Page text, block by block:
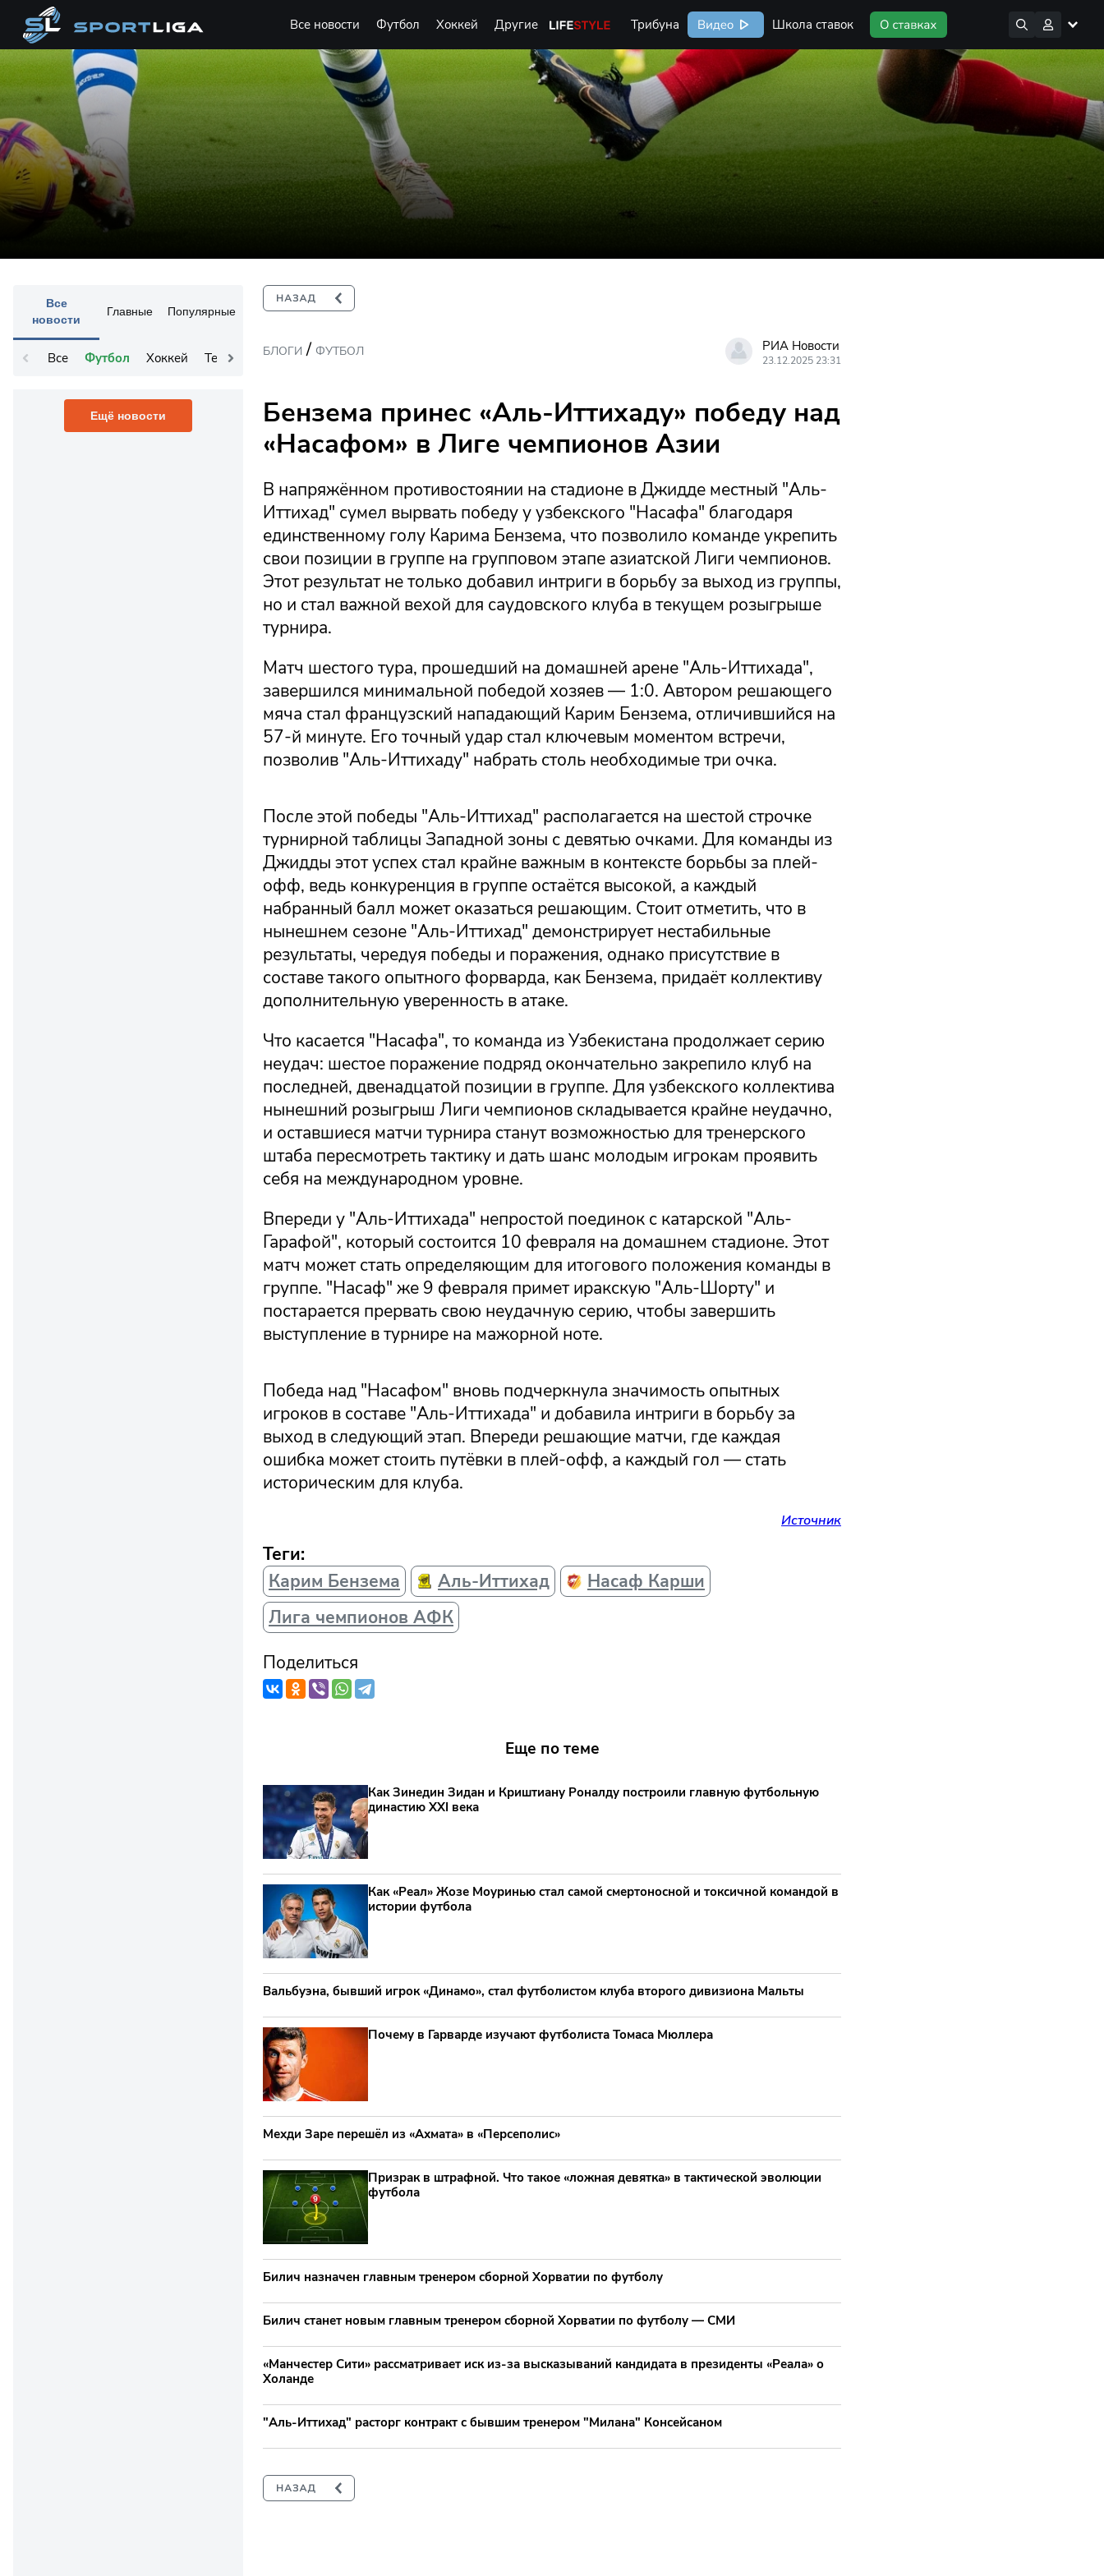
Все новости Футбол Хоккей Другие Life Style Трибуна Видео Школа ставок
Все
новости
Главные Популярные
Все Футбол Хоккей Теннис Остальное
Ещё новости
БЛОГИ / ФУТБОЛ РИА Новости
23.12.2025 23:31
Бензема принес «Аль-Иттихаду» победу над
«Насафом» в Лиге чемпионов Азии
В напряжённом противостоянии на стадионе в Джидде местный "Аль-
Иттихад" сумел вырвать победу у узбекского "Насафа" благодаря
единственному голу Карима Бензема, что позволило команде укрепить
свои позиции в группе на групповом этапе азиатской Лиги чемпионов.
Этот результат не только добавил интриги в борьбу за выход из группы,
но и стал важной вехой для саудовского клуба в текущем розыгрыше
турнира.
Матч шестого тура, прошедший на домашней арене "Аль-Иттихада",
завершился минимальной победой хозяев — 1:0. Автором решающего
мяча стал французский нападающий Карим Бензема, отличившийся на
57-й минуте. Его точный удар стал ключевым моментом встречи,
позволив "Аль-Иттихаду" набрать столь необходимые три очка.
После этой победы "Аль-Иттихад" располагается на шестой строчке
турнирной таблицы Западной зоны с девятью очками. Для команды из
Джидды этот успех стал крайне важным в контексте борьбы за плей-
офф, ведь конкуренция в группе остаётся высокой, а каждый
набранный балл может оказаться решающим. Стоит отметить, что в
нынешнем сезоне "Аль-Иттихад" демонстрирует нестабильные
результаты, чередуя победы и поражения, однако присутствие в
составе такого опытного форварда, как Бензема, придаёт коллективу
дополнительную уверенность в атаке.
Что касается "Насафа", то команда из Узбекистана продолжает серию
неудач: шестое поражение подряд окончательно закрепило клуб на
последней, двенадцатой позиции в группе. Для узбекского коллектива
нынешний розыгрыш Лиги чемпионов складывается крайне неудачно,
и оставшиеся матчи турнира станут возможностью для тренерского
штаба пересмотреть тактику и дать шанс молодым игрокам проявить
себя на международном уровне.
Впереди у "Аль-Иттихада" непростой поединок с катарской "Аль-
Гарафой", который состоится 10 февраля на домашнем стадионе. Этот
матч может стать определяющим для итогового положения команды в
группе. "Насаф" же 9 февраля примет иракскую "Аль-Шорту" и
постарается прервать свою неудачную серию, чтобы завершить
выступление в турнире на мажорной ноте.
Победа над "Насафом" вновь подчеркнула значимость опытных
игроков в составе "Аль-Иттихада" и добавила интриги в борьбу за
выход в следующий этап. Впереди решающие матчи, где каждая
ошибка может стоить путёвки в плей-офф, а каждый гол — стать
историческим для клуба.
Источник
Теги:
Карим Бензема
Аль-Иттихад
Насаф Карши
Лига чемпионов АФК
Поделиться
Еще по теме
Как Зинедин Зидан и Криштиану Роналду построили главную футбольную
династию XXI века
Как «Реал» Жозе Моуринью стал самой смертоносной и токсичной командой в
истории футбола
Вальбуэна, бывший игрок «Динамо», стал футболистом клуба второго дивизиона Мальты
Почему в Гарварде изучают футболиста Томаса Мюллера
Мехди Заре перешёл из «Ахмата» в «Персеполис»
Призрак в штрафной. Что такое «ложная девятка» в тактической эволюции
футбола
Билич назначен главным тренером сборной Хорватии по футболу
Билич станет новым главным тренером сборной Хорватии по футболу — СМИ
«Манчестер Сити» рассматривает иск из-за высказываний кандидата в президенты «Реала» о
Холанде
"Аль-Иттихад" расторг контракт с бывшим тренером "Милана" Консейсаном